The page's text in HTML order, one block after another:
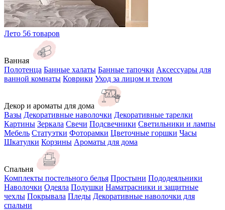
Лето 56 товаров
Ванная
Полотенца Банные халаты Банные тапочки Аксессуары для
ванной комнаты Коврики Уход за лицом и телом
Декор и ароматы для дома
Вазы Декоративные наволочки Декоративные тарелки
Картины Зеркала Свечи Подсвечники Светильники и лампы
Мебель Статуэтки Фоторамки Цветочные горшки Часы
Шкатулки Корзины Ароматы для дома
Спальня
Комплекты постельного белья Простыни Пододеяльники
Наволочки Одеяла Подушки Наматрасники и защитные
чехлы Покрывала Пледы Декоративные наволочки для
спальни